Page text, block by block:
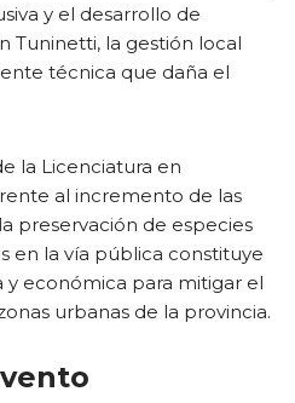
y el desarrollo de
Tuninetti, la gestión local
técnica que daña el
la Licenciatura en
al incremento de las
preservación de especies
en la vía pública constituye
y económica para mitigar el
urbanas de la provincia.